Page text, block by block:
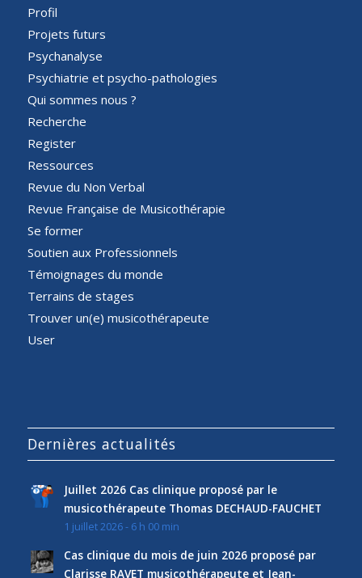
Profil
Projets futurs
Psychanalyse
Psychiatrie et psycho-pathologies
Qui sommes nous ?
Recherche
Register
Ressources
Revue du Non Verbal
Revue Française de Musicothérapie
Se former
Soutien aux Professionnels
Témoignages du monde
Terrains de stages
Trouver un(e) musicothérapeute
User
Dernières actualités
Juillet 2026 Cas clinique proposé par le
musicothérapeute Thomas DECHAUD-FAUCHET
1 juillet 2026 - 6 h 00 min
Cas clinique du mois de juin 2026 proposé par
Clarisse RAVET musicothérapeute et Jean-